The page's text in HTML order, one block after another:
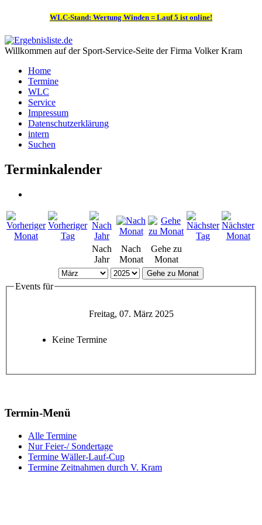
WLC-Stand: Wertung Winden = Lauf 5 ist online!
Willkommen auf der Sport-Service-Seite der Firma Volker Kram
Home
Termine
WLC
Service
Impressum
Datenschutzerklärung
intern
Suchen
Terminkalender
Nach
Jahr
Nach
Monat
Gehe zu
Monat
Gehe zu Monat
Events für
Freitag, 07. März 2025
Keine Termine
Termin-Menü
Alle Termine
Nur Feier-/ Sondertage
Termine Wäller-Lauf-Cup
Termine Zeitnahmen durch V. Kram